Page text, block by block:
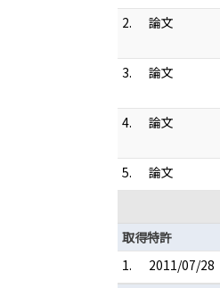
2.
論文
3.
論文
4.
論文
5.
論文
取得特許
1.
2011/07/28